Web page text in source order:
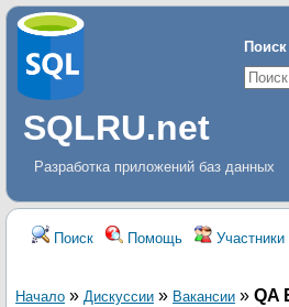
SQLRU.net
Разработка приложений баз данных
Поиск Помощь Участники
Начало » Дискуcсии » Вакансии » QA